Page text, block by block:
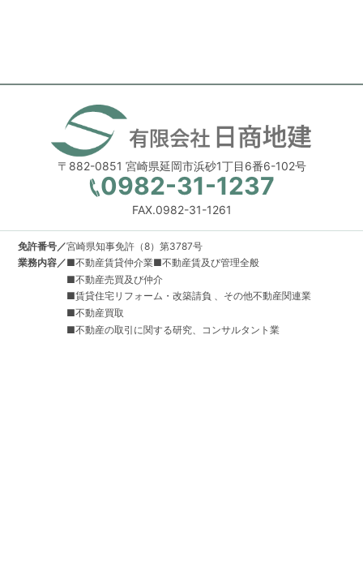
〒882-0851 宮崎県延岡市浜砂1丁目6番6-102号
0982-31-1237
FAX.0982-31-1261
免許番号／宮崎県知事免許（8）第3787号
業務内容／■不動産賃貸仲介業■不動産賃及び管理全般
■不動産売買及び仲介
■賃貸住宅リフォーム・改築請負 、その他不動産関連業
■不動産買取
■不動産の取引に関する研究、コンサルタント業